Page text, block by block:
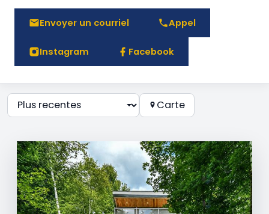
Envoyer un courriel Appel
Instagram Facebook
Carte